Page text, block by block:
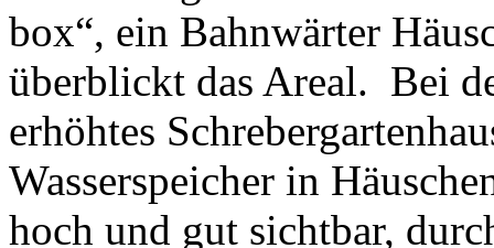
box“, ein Bahnwärter
überblickt das Areal. Bei
erhöhtes
Wasserspeicher in
hoch und gut sichtbar,